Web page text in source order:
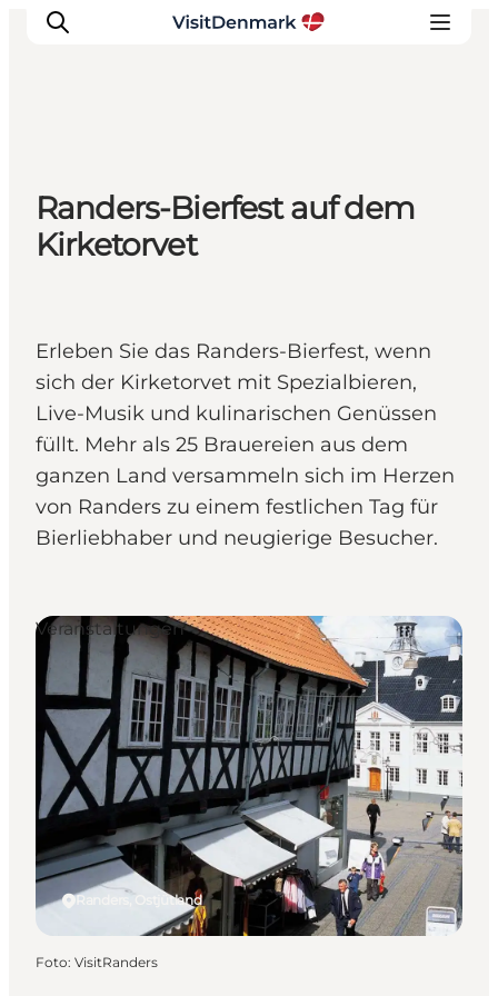
Inspiration
Regionen
Erlebnisse
Randers-Bierfest auf dem
Kirketorvet
Erleben Sie das Randers-Bierfest, wenn
sich der Kirketorvet mit Spezialbieren,
Live-Musik und kulinarischen Genüssen
füllt. Mehr als 25 Brauereien aus dem
ganzen Land versammeln sich im Herzen
von Randers zu einem festlichen Tag für
Bierliebhaber und neugierige Besucher.
Randers, Ostjütland
Veranstaltungen
Foto: VisitRanders